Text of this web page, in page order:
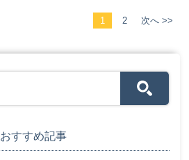
1 2 次へ >>
おすすめ記事